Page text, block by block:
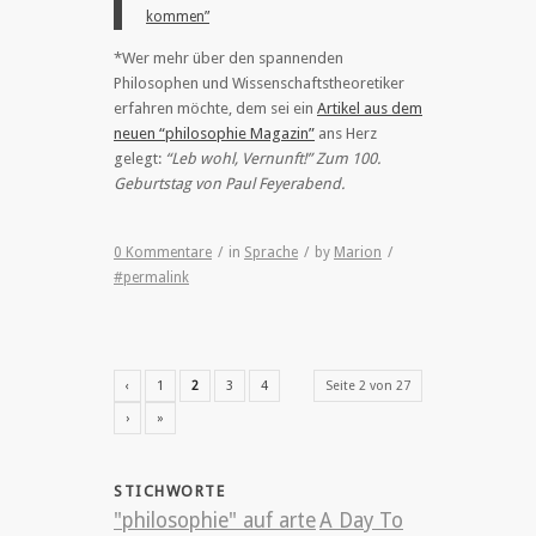
kommen”
*Wer mehr über den spannenden
Philosophen und Wissenschaftstheoretiker
erfahren möchte, dem sei ein Artikel aus dem
neuen “philosophie Magazin” ans Herz
gelegt: “Leb wohl, Vernunft!” Zum 100.
Geburtstag von Paul Feyerabend.
0 Kommentare / in Sprache / by Marion /
#permalink
Seite 2 von 27
‹ 1 2 3 4
› »
STICHWORTE
"philosophie" auf arteA Day To